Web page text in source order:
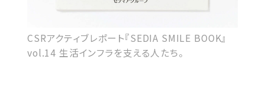
CSRアクティブレポート『SEDIA SMILE BOOK』
vol.14 生活インフラを支える人たち。